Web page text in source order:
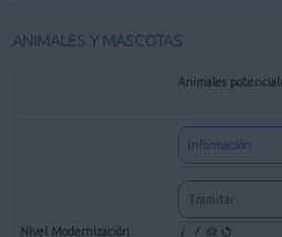
ANIMALES Y MASCOTAS
Animales
Información
Tramitar